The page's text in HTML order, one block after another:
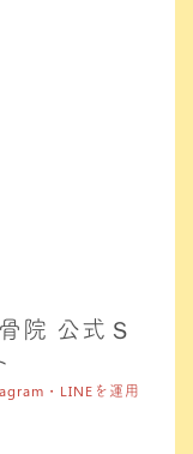
院 公式Ｓ
・LINEを運用